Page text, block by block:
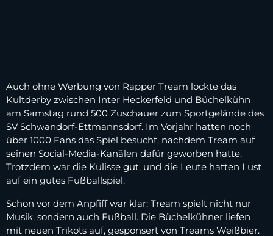
Auch ohne Werbung von Rapper Tream lockte das
Kultderby zwischen Inter Heckerfeld und Büchelkühn
am Samstag rund 500 Zuschauer zum Sportgelände des
SV Schwandorf-Ettmannsdorf. Im Vorjahr hatten noch
über 1000 Fans das Spiel besucht, nachdem Tream auf
seinen Social-Media-Kanälen dafür geworben hatte.
Trotzdem war die Kulisse gut, und die Leute hatten Lust
auf ein gutes Fußballspiel.
Schon vor dem Anpfiff war klar: Tream spielt nicht nur
Musik, sondern auch Fußball. Die Büchelkühner liefen
mit neuen Trikots auf, gesponsert von Treams Weißbier.